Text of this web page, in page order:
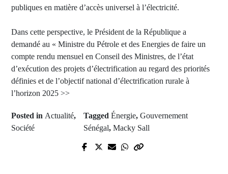
publiques en matière d’accès universel à l’électricité.
Dans cette perspective, le Président de la République a
demandé au « Ministre du Pétrole et des Energies de faire un
compte rendu mensuel en Conseil des Ministres, de l’état
d’exécution des projets d’électrification au regard des priorités
définies et de l’objectif national d’électrification rurale à
l’horizon 2025 >>
Posted in Actualité,
Société
Tagged Énergie, Gouvernement
Sénégal, Macky Sall
Affaire PRODAC : Ousmane Sonko